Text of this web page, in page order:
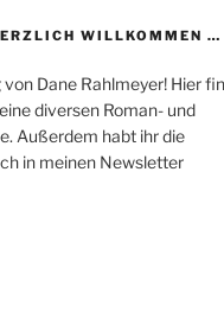
WILLKOMMEN …
Dane Rahlmeyer! Hier
diversen Roman- und
Außerdem habt ihr die
in meinen Newsletter